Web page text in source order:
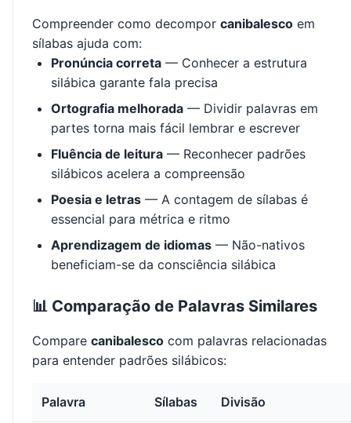
Compreender como decompor canibalesco em
sílabas ajuda com:
Pronúncia correta — Conhecer a estrutura
silábica garante fala precisa
Ortografia melhorada — Dividir palavras em
partes torna mais fácil lembrar e escrever
Fluência de leitura — Reconhecer padrões
silábicos acelera a compreensão
Poesia e letras — A contagem de sílabas é
essencial para métrica e ritmo
Aprendizagem de idiomas — Não-nativos
beneficiam-se da consciência silábica
📊 Comparação de Palavras Similares
Compare canibalesco com palavras relacionadas
para entender padrões silábicos:
Palavra Sílabas Divisão